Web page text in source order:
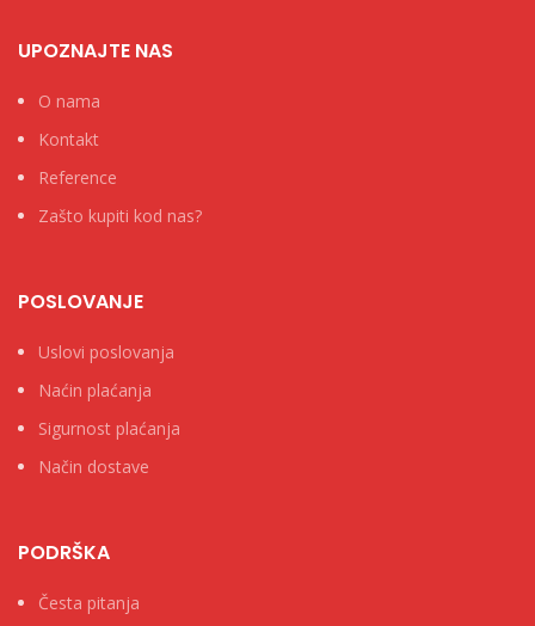
UPOZNAJTE NAS
O nama
Kontakt
Reference
Zašto kupiti kod nas?
POSLOVANJE
Uslovi poslovanja
Naćin plaćanja
Sigurnost plaćanja
Način dostave
PODRŠKA
Česta pitanja